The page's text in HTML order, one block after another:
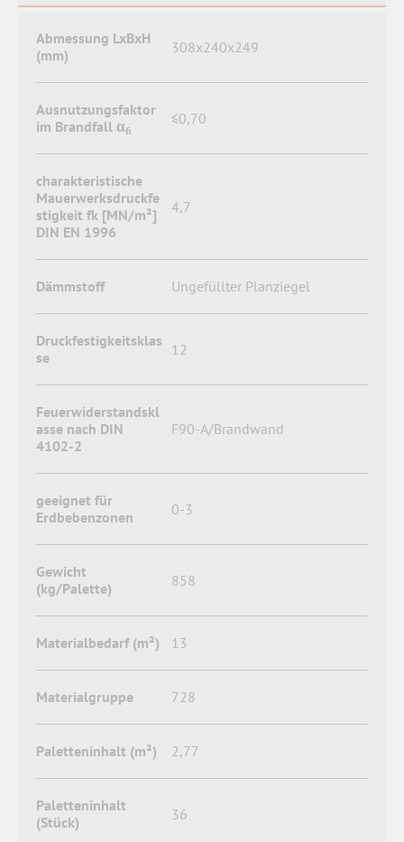
Abmessung LxBxH
(mm)
308x240x249
Ausnutzungsfaktor
im Brandfall αfi
≤0,70
charakteristische
Mauerwerksdruckfe
stigkeit fk [MN/m²]
DIN EN 1996
4,7
Dämmstoff Ungefüllter Planziegel
Druckfestigkeitsklas
se
12
Feuerwiderstandskl
asse nach DIN
4102-2
F90-A/Brandwand
geeignet für
Erdbebenzonen
0-3
Gewicht
(kg/Palette)
858
Materialbedarf (m²) 13
Materialgruppe 728
Paletteninhalt (m²) 2,77
Paletteninhalt
(Stück)
36